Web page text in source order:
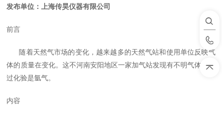
发布单位：上海传昊仪器有限公司
前言
随着天然气市场的变化，越来越多的天然气站和使用单位反映气
体的质量在变化。这不河南安阳地区一家加气站发现有不明气体，经
过化验是氩气。
内容